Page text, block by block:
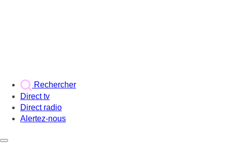
Rechercher
Direct tv
Direct radio
Alertez-nous